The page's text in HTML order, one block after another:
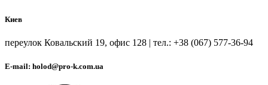
Киев
переулок Ковальский 19, офис 128 | тел.: +38 (067) 577-36-94
E-mail: holod@pro-k.com.ua